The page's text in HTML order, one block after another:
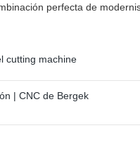
perfecta de
cutting machine
| CNC de Bergek